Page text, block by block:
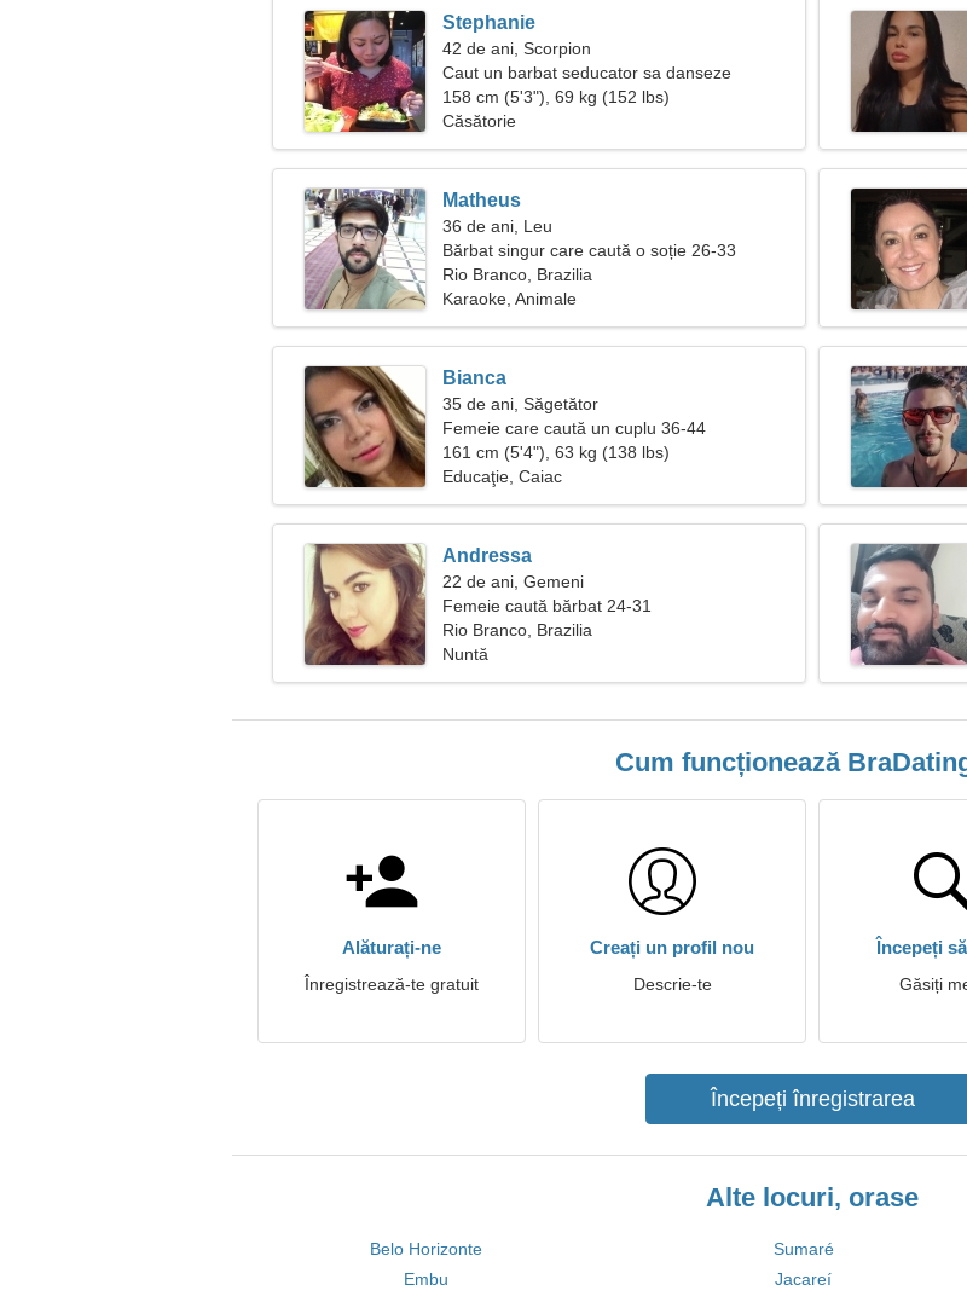
Stephanie
42 de ani, Scorpion
Caut un barbat seducator sa danseze
158 cm (5'3"), 69 kg (152 lbs)
Căsătorie
Matheus
36 de ani, Leu
Bărbat singur care caută o soție 26-33
Rio Branco, Brazilia
Karaoke, Animale
Bianca
35 de ani, Săgetător
Femeie care caută un cuplu 36-44
161 cm (5'4"), 63 kg (138 lbs)
Educaţie, Caiac
Andressa
22 de ani, Gemeni
Femeie caută bărbat 24-31
Rio Branco, Brazilia
Nuntă
Cum funcționează
Alăturați-ne
Înregistrează-te gratuit
Creați un profil nou
Descrie-te
Începeți
Găsiți
Începeți înregistrarea
Alte locuri, orase
Belo Horizonte Sumaré
Embu
Jacareí